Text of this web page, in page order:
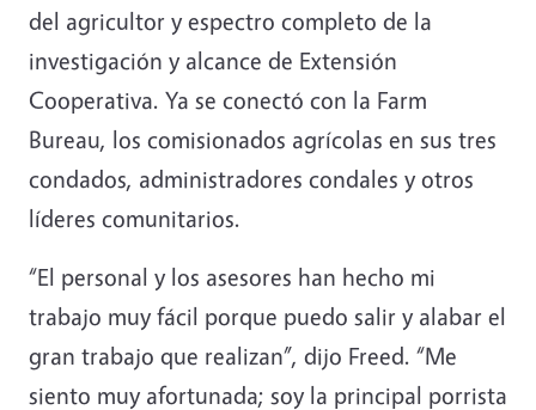
del agricultor y espectro completo de la
investigación y alcance de Extensión
Cooperativa. Ya se conectó con la Farm
Bureau, los comisionados agrícolas en sus tres
condados, administradores condales y otros
líderes comunitarios.
“El personal y los asesores han hecho mi
trabajo muy fácil porque puedo salir y alabar el
gran trabajo que realizan”, dijo Freed. “Me
siento muy afortunada; soy la principal porrista